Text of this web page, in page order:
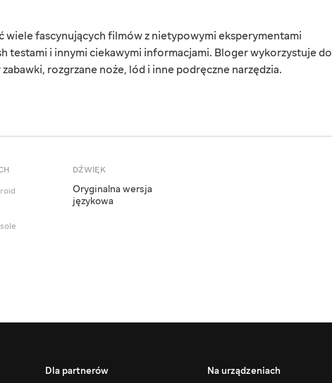
wiele fascynujących filmów z nietypowymi eksperymentami
testami i innymi ciekawymi informacjami. Bloger wykorzystuje do
rozgrzane noże, lód i inne podręczne narzędzia.
DŹWIĘK
Oryginalna wersja
językowa
Dla partnerów
Na urządzeniach